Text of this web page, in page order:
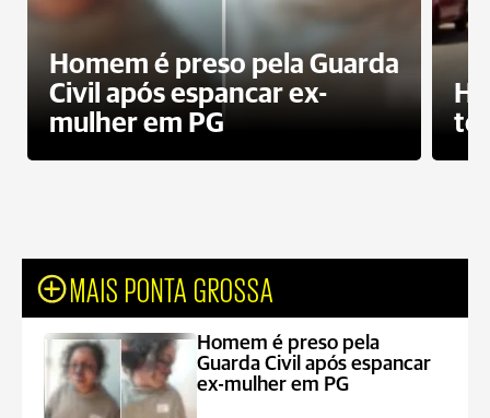
Homem é preso pela Guarda
Civil após espancar ex-
mulher em PG
MAIS PONTA GROSSA
Homem é preso pela
Guarda Civil após espancar
ex-mulher em PG